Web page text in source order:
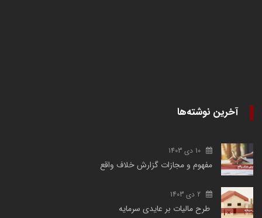
آخرین نوشته‌ها
10 دی 1403
مفهوم و مجازات گزارش خلاف واقع
2 دی 1403
طرح مالیات بر عایدی سرمایه